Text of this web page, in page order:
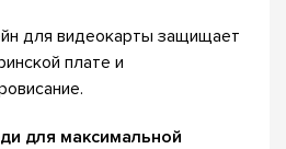
для видеокарты защищает
плате и
для максимальной